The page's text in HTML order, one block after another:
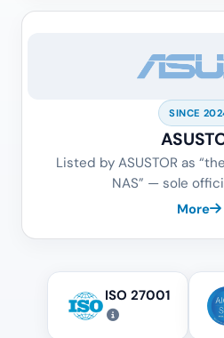
SINCE
Listed by ASUSTOR as
NAS” — sole
More
ISO 27001